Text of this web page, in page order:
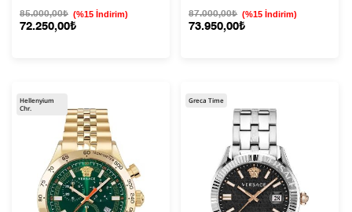
85.000,00₺ (%15 İndirim)
72.250,00₺
87.000,00₺ (%15 İndirim)
73.950,00₺
Hellenyium
Chr.
Greca Time